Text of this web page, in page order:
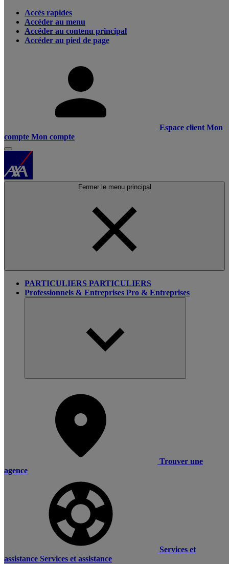
Accès rapides
Accéder au menu
Accéder au contenu principal
Accéder au pied de page
Espace client Mon
compte Mon compte
Fermer le menu principal
PARTICULIERS PARTICULIERS
Professionnels & Entreprises Pro & Entreprises
Trouver une
agence
Services et
assistance Services et assistance